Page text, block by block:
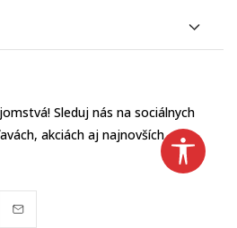
Sleduj nás na sociálnych
akciách aj najnovších